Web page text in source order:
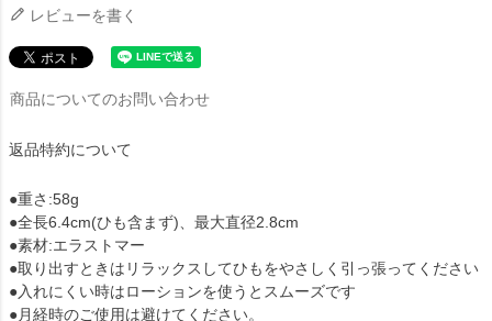
レビューを書く
商品についてのお問い合わせ
返品特約について
●重さ:58g
●全長6.4cm(ひも含まず)、最大直径2.8cm
●素材:エラストマー
●取り出すときはリラックスしてひもをやさしく引っ張ってください
●入れにくい時はローションを使うとスムーズです
●月経時のご使用は避けてください。